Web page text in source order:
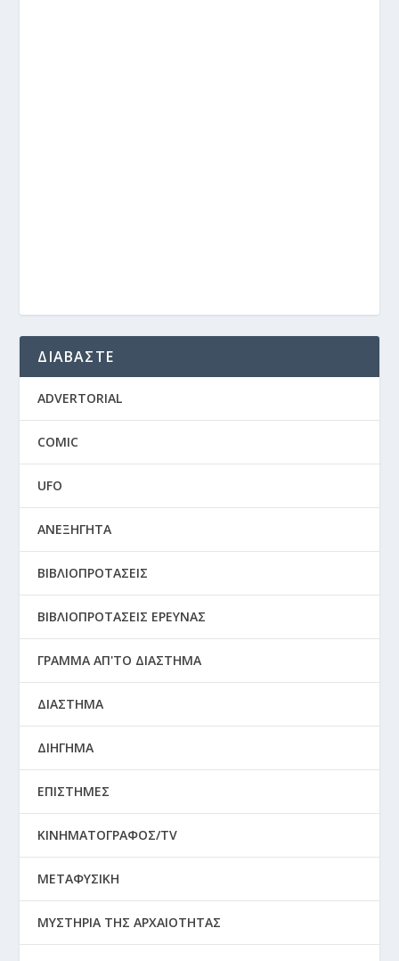
ΔΙΑΒΑΣΤΕ
ADVERTORIAL
COMIC
UFO
ΑΝΕΞΗΓΗΤΑ
ΒΙΒΛΙΟΠΡΟΤΑΣΕΙΣ
ΒΙΒΛΙΟΠΡΟΤΑΣΕΙΣ ΕΡΕΥΝΑΣ
ΓΡΑΜΜΑ ΑΠ'ΤΟ ΔΙΑΣΤΗΜΑ
ΔΙΑΣΤΗΜΑ
ΔΙΗΓΗΜΑ
ΕΠΙΣΤΗΜΕΣ
ΚΙΝΗΜΑΤΟΓΡΑΦΟΣ/TV
ΜΕΤΑΦΥΣΙΚΗ
ΜΥΣΤΗΡΙΑ ΤΗΣ ΑΡΧΑΙΟΤΗΤΑΣ